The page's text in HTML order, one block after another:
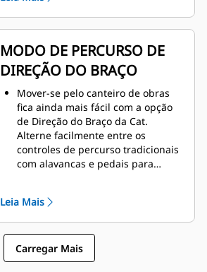
MODO DE PERCURSO DE
DIREÇÃO DO BRAÇO
Mover-se pelo canteiro de obras
fica ainda mais fácil com a opção
de Direção do Braço da Cat.
Alterne facilmente entre os
controles de percurso tradicionais
com alavancas e pedais para
lâmina. O benefício do esforço
reduzido e controle aprimorado
em suas mãos!
Leia Mais
Carregar Mais